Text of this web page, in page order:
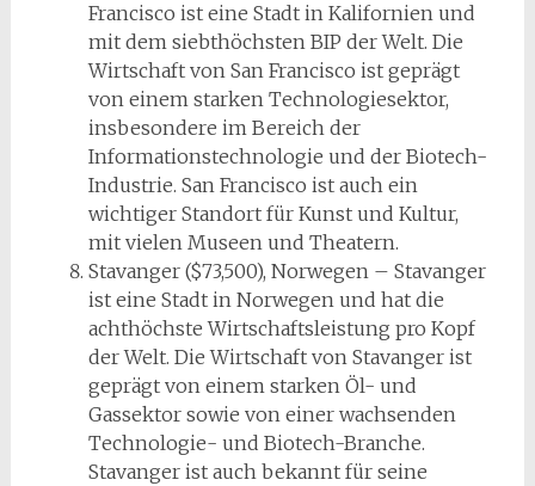
Francisco ist eine Stadt in Kalifornien und
mit dem siebthöchsten BIP der Welt. Die
Wirtschaft von San Francisco ist geprägt
von einem starken Technologiesektor,
insbesondere im Bereich der
Informationstechnologie und der Biotech-
Industrie. San Francisco ist auch ein
wichtiger Standort für Kunst und Kultur,
mit vielen Museen und Theatern.
Stavanger ($73,500), Norwegen – Stavanger
ist eine Stadt in Norwegen und hat die
achthöchste Wirtschaftsleistung pro Kopf
der Welt. Die Wirtschaft von Stavanger ist
geprägt von einem starken Öl- und
Gassektor sowie von einer wachsenden
Technologie- und Biotech-Branche.
Stavanger ist auch bekannt für seine